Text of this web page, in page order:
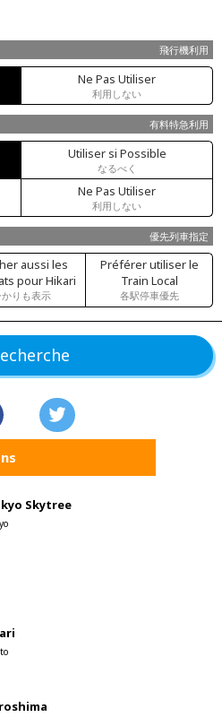
飛行機利用
Ne Pas Utiliser
利用しない
有料特急利用
Utiliser si Possible
なるべく
Ne Pas Utiliser
利用しない
優先列車指定
aussi les
pour Hikari
りも表示
Préférer utiliser le
Train Local
各駅停車優先
Skytree